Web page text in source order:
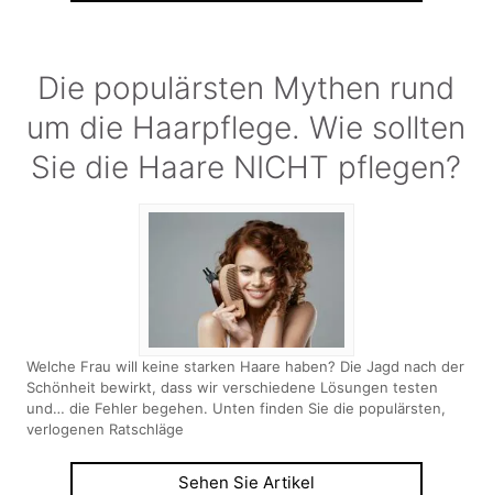
Die populärsten Mythen rund
um die Haarpflege. Wie sollten
Sie die Haare NICHT pflegen?
Welche Frau will keine starken Haare haben? Die Jagd nach der
Schönheit bewirkt, dass wir verschiedene Lösungen testen
und… die Fehler begehen. Unten finden Sie die populärsten,
verlogenen Ratschläge
Sehen Sie Artikel